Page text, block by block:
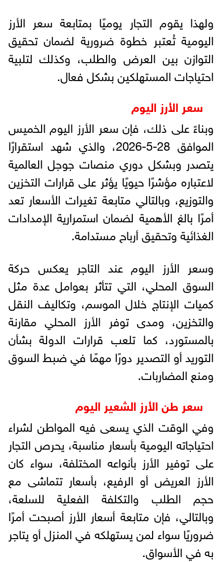
ولهذا يقوم التجار يوميًا بمتابعة سعر الأرز
اليومية تُعتبر خطوة ضرورية لضمان تحقيق
التوازن بين العرض والطلب، وكذلك لتلبية
احتياجات المستهلكين بشكل فعال.
سعر الأرز اليوم
وبناءً على ذلك، فإن سعر الأرز اليوم الخميس
الموافق 28-5-2026، والذي شهد استقرارًا
يتصدر وبشكل دوري منصات جوجل العالمية
لاعتباره مؤشرًا حيويًا يؤثر على قرارات التخزين
والتوزيع، وبالتالي متابعة تغيرات الأسعار تعد
أمرًا بالغ الأهمية لضمان استمرارية الإمدادات
الغذائية وتحقيق أرباح مستدامة.
وسعر الأرز اليوم عند التاجر يعكس حركة
السوق المحلي، التي تتأثر بعوامل عدة مثل
كميات الإنتاج خلال الموسم، وتكاليف النقل
والتخزين، ومدى توفر الأرز المحلي مقارنة
بالمستورد، كما تلعب قرارات الدولة بشأن
التوريد أو التصدير دورًا مهمًا في ضبط السوق
ومنع المضاربات.
سعر طن الأرز الشعير اليوم
وفي الوقت الذي يسعى فيه المواطن لشراء
احتياجاته اليومية بأسعار مناسبة، يحرص التجار
على توفير الأرز بأنواعه المختلفة، سواء كان
الأرز العريض أو الرفيع، بأسعار تتماشى مع
حجم الطلب والتكلفة الفعلية للسلعة،
وبالتالي، فإن متابعة أسعار الأرز أصبحت أمرًا
ضروريًا سواء لمن يستهلكه في المنزل أو يتاجر
به في الأسواق.